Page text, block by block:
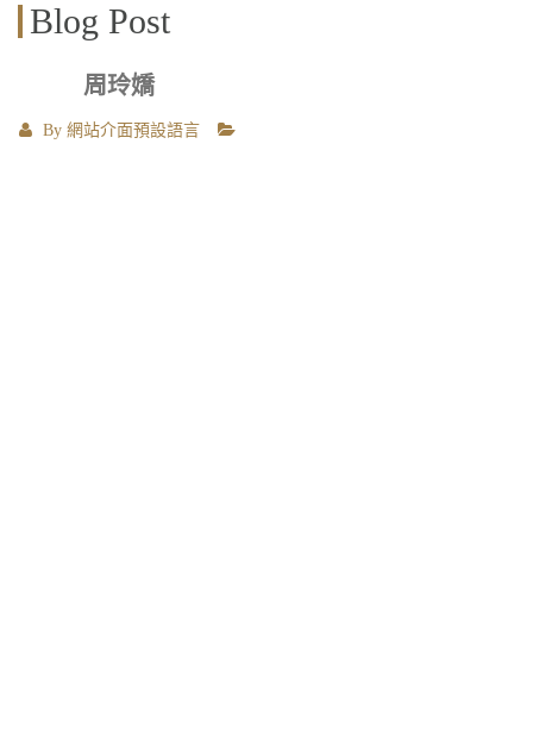
Blog Post
周玲嬌
By 網站介面預設語言